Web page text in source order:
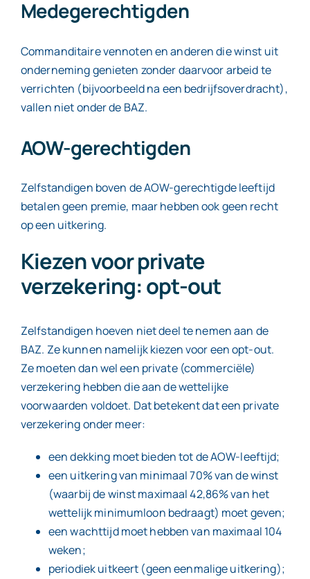
Medegerechtigden
Commanditaire vennoten en anderen die winst uit
onderneming genieten zonder daarvoor arbeid te
verrichten (bijvoorbeeld na een bedrijfsoverdracht),
vallen niet onder de BAZ.
AOW-gerechtigden
Zelfstandigen boven de AOW-gerechtigde leeftijd
betalen geen premie, maar hebben ook geen recht
op een uitkering.
Kiezen voor private
verzekering: opt-out
Zelfstandigen hoeven niet deel te nemen aan de
BAZ. Ze kunnen namelijk kiezen voor een opt-out.
Ze moeten dan wel een private (commerciële)
verzekering hebben die aan de wettelijke
voorwaarden voldoet. Dat betekent dat een private
verzekering onder meer:
een dekking moet bieden tot de AOW-leeftijd;
een uitkering van minimaal 70% van de winst
(waarbij de winst maximaal 42,86% van het
wettelijk minimumloon bedraagt) moet geven;
een wachttijd moet hebben van maximaal 104
weken;
periodiek uitkeert (geen eenmalige uitkering);